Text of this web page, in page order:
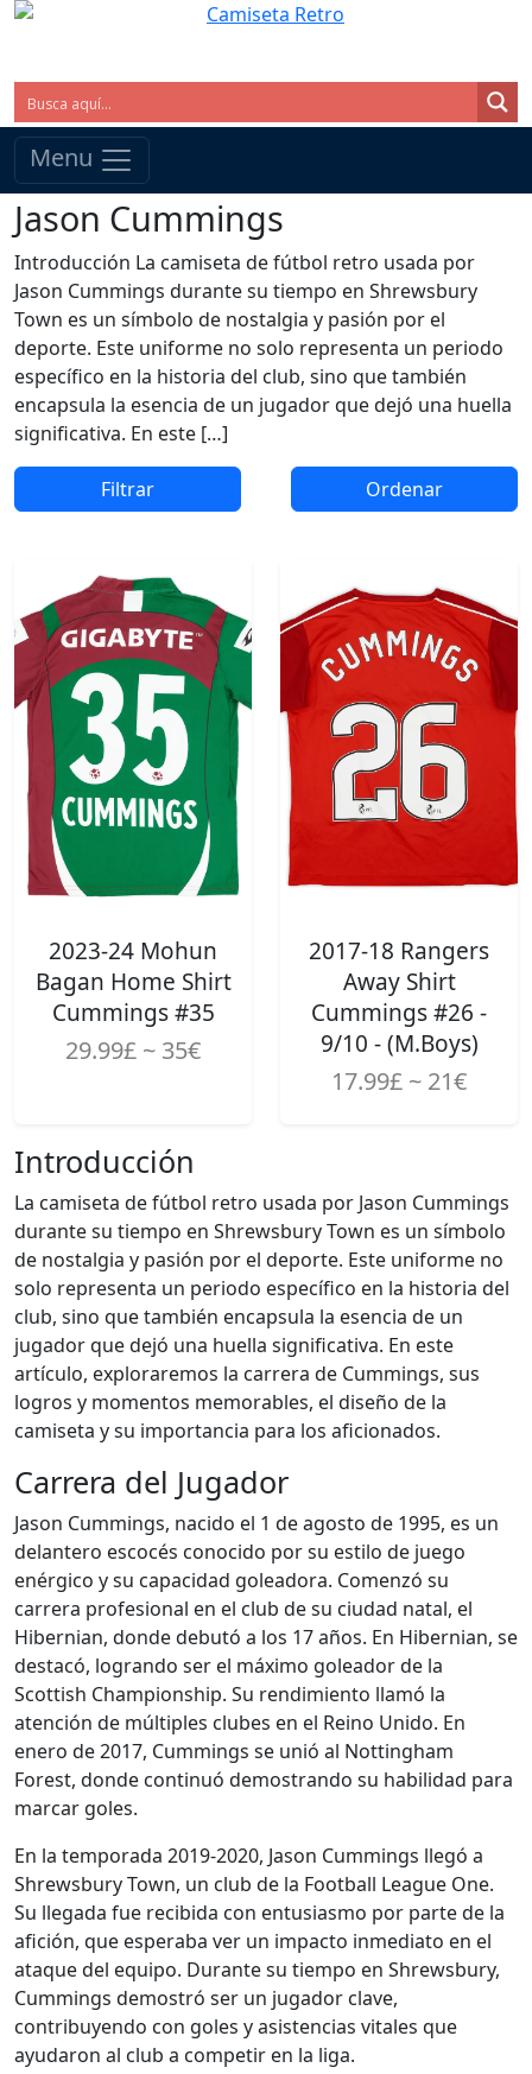
Menu
Jason Cummings
Introducción La camiseta de fútbol retro usada por
Jason Cummings durante su tiempo en Shrewsbury
Town es un símbolo de nostalgia y pasión por el
deporte. Este uniforme no solo representa un periodo
específico en la historia del club, sino que también
encapsula la esencia de un jugador que dejó una huella
significativa. En este […]
Filtrar Ordenar
2023-24 Mohun
Bagan Home Shirt
Cummings #35
29.99£ ~ 35€
2017-18 Rangers
Away Shirt
Cummings #26 -
9/10 - (M.Boys)
17.99£ ~ 21€
Introducción
La camiseta de fútbol retro usada por Jason Cummings
durante su tiempo en Shrewsbury Town es un símbolo
de nostalgia y pasión por el deporte. Este uniforme no
solo representa un periodo específico en la historia del
club, sino que también encapsula la esencia de un
jugador que dejó una huella significativa. En este
artículo, exploraremos la carrera de Cummings, sus
logros y momentos memorables, el diseño de la
camiseta y su importancia para los aficionados.
Carrera del Jugador
Jason Cummings, nacido el 1 de agosto de 1995, es un
delantero escocés conocido por su estilo de juego
enérgico y su capacidad goleadora. Comenzó su
carrera profesional en el club de su ciudad natal, el
Hibernian, donde debutó a los 17 años. En Hibernian, se
destacó, logrando ser el máximo goleador de la
Scottish Championship. Su rendimiento llamó la
atención de múltiples clubes en el Reino Unido. En
enero de 2017, Cummings se unió al Nottingham
Forest, donde continuó demostrando su habilidad para
marcar goles.
En la temporada 2019-2020, Jason Cummings llegó a
Shrewsbury Town, un club de la Football League One.
Su llegada fue recibida con entusiasmo por parte de la
afición, que esperaba ver un impacto inmediato en el
ataque del equipo. Durante su tiempo en Shrewsbury,
Cummings demostró ser un jugador clave,
contribuyendo con goles y asistencias vitales que
ayudaron al club a competir en la liga.